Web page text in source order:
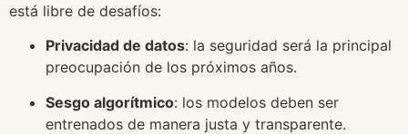
está libre de desafíos:
Privacidad de datos: la seguridad será la principal
preocupación de los próximos años.
Sesgo algorítmico: los modelos deben ser
entrenados de manera justa y transparente.